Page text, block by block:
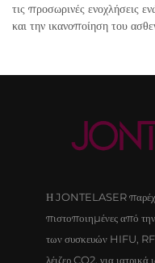
τις προσωρινές ενοχλήσεις
και την ικανοποίηση του
Η JONTELASER
πιστοποιημένες από
των συσκευών HIFU,
λέιζερ CO2, για